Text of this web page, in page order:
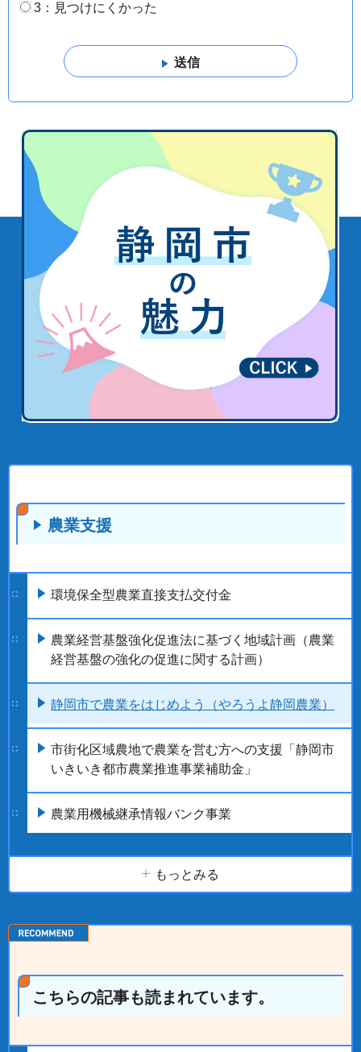
3：見つけにくかった
農業支援
環境保全型農業直接支払交付金
農業経営基盤強化促進法に基づく地域計画（農業
経営基盤の強化の促進に関する計画）
静岡市で農業をはじめよう（やろうよ静岡農業）
市街化区域農地で農業を営む方への支援「静岡市
いきいき都市農業推進事業補助金」
農業用機械継承情報バンク事業
もっとみる
こちらの記事も読まれています。